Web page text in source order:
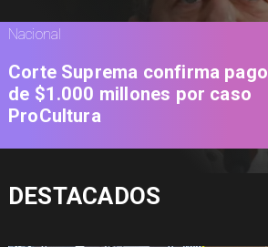
Nacional
Corte Suprema confirma pago
de $1.000 millones por caso
ProCultura
DESTACADOS